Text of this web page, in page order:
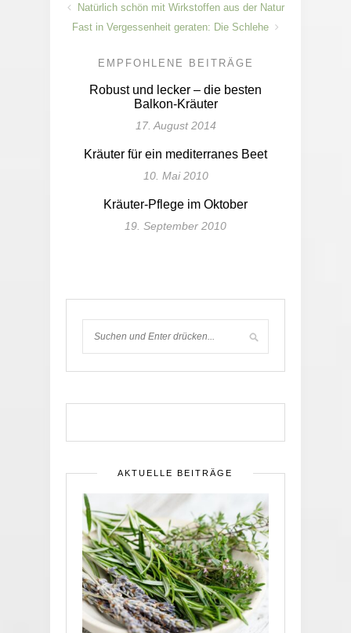
Natürlich schön mit Wirkstoffen aus der Natur
Fast in Vergessenheit geraten: Die Schlehe
EMPFOHLENE BEITRÄGE
Robust und lecker – die besten
Balkon-Kräuter
17. August 2014
Kräuter für ein mediterranes Beet
10. Mai 2010
Kräuter-Pflege im Oktober
19. September 2010
AKTUELLE BEITRÄGE